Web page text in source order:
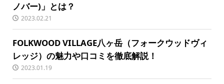
ノバー)」とは？
2023.02.21
FOLKWOOD VILLAGE八ヶ岳（フォークウッドヴィ
レッジ）の魅力や口コミを徹底解説！
2023.01.19